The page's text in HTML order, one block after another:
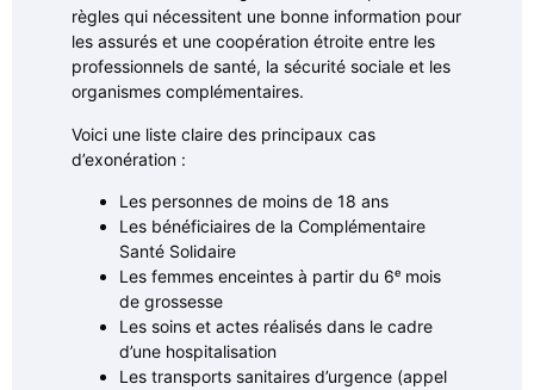
règles qui nécessitent une bonne information pour
les assurés et une coopération étroite entre les
professionnels de santé, la sécurité sociale et les
organismes complémentaires.
Voici une liste claire des principaux cas
d’exonération :
Les personnes de moins de 18 ans
Les bénéficiaires de la Complémentaire
Santé Solidaire
Les femmes enceintes à partir du 6ᵉ mois
de grossesse
Les soins et actes réalisés dans le cadre
d’une hospitalisation
Les transports sanitaires d’urgence (appel